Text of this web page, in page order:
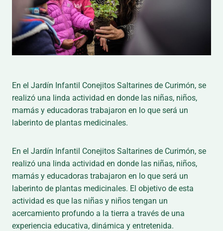
En el Jardín Infantil Conejitos Saltarines de Curimón, se
realizó una linda actividad en donde las niñas, niños,
mamás y educadoras trabajaron en lo que será un
laberinto de plantas medicinales.
En el Jardín Infantil Conejitos Saltarines de Curimón, se
realizó una linda actividad en donde las niñas, niños,
mamás y educadoras trabajaron en lo que será un
laberinto de plantas medicinales. El objetivo de esta
actividad es que las niñas y niños tengan un
acercamiento profundo a la tierra a través de una
experiencia educativa, dinámica y entretenida.